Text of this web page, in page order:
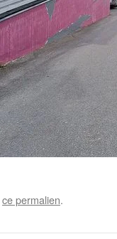
ce permalien.